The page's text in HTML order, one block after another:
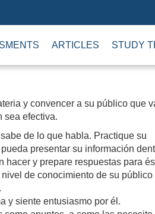
ARTICLES STUDY
y convencer a su público que
sea efectiva.
de lo que habla. Practique su
presentar su información
hacer y prepare respuestas para
de conocimiento de su público
y siente entusiasmo por él.